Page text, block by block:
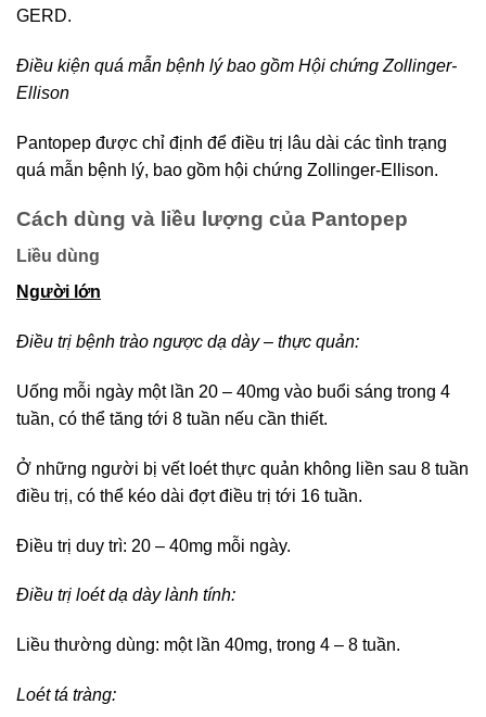
GERD.
Điều kiện quá mẫn bệnh lý bao gồm Hội chứng Zollinger-
Ellison
Pantopep được chỉ định để điều trị lâu dài các tình trạng
quá mẫn bệnh lý, bao gồm hội chứng Zollinger-Ellison.
Cách dùng và liều lượng của Pantopep
Liều dùng
Người lớn
Điều trị bệnh trào ngược dạ dày – thực quản:
Uống mỗi ngày một lần 20 – 40mg vào buổi sáng trong 4
tuần, có thể tăng tới 8 tuần nếu cần thiết.
Ở những người bị vết loét thực quản không liền sau 8 tuần
điều trị, có thể kéo dài đợt điều trị tới 16 tuần.
Điều trị duy trì: 20 – 40mg mỗi ngày.
Điều trị loét dạ dày lành tính:
Liều thường dùng: một lần 40mg, trong 4 – 8 tuần.
Loét tá tràng: